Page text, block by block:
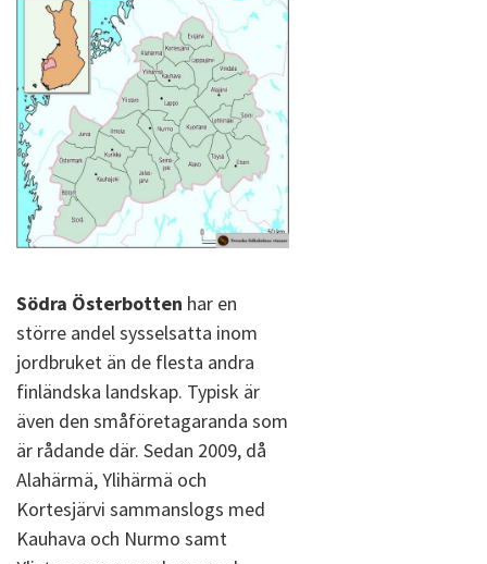
Södra Österbotten har en
större andel sysselsatta inom
jordbruket än de flesta andra
finländska landskap. Typisk är
även den småföretagaranda som
är rådande där. Sedan 2009, då
Alahärmä, Ylihärmä och
Kortesjärvi sammanslogs med
Kauhava och Nurmo samt